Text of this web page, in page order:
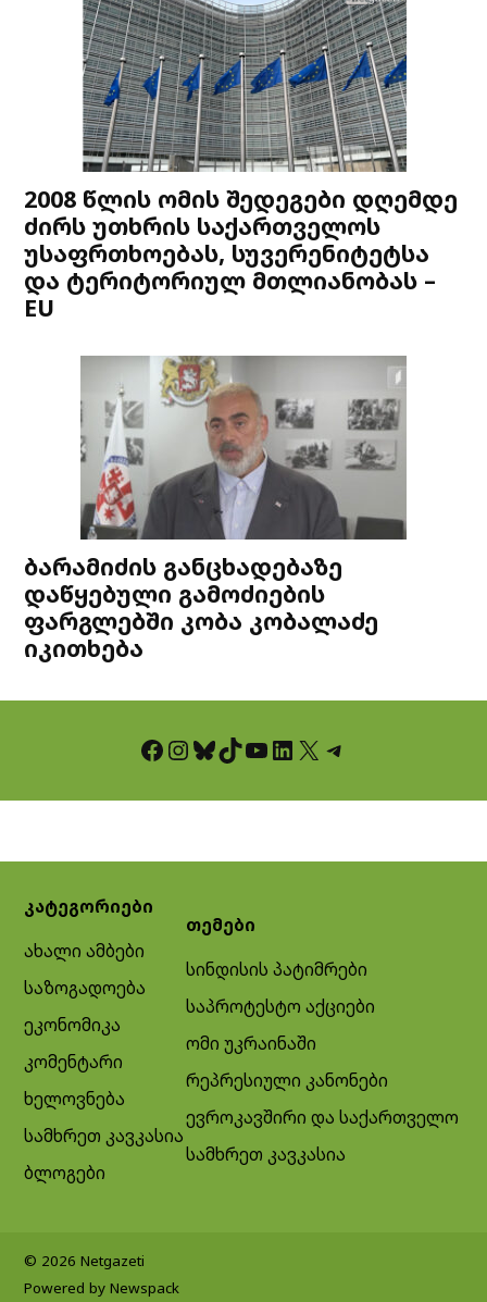
2008 წლის ომის შედეგები დღემდე
ძირს უთხრის საქართველოს
უსაფრთხოებას, სუვერენიტეტსა
და ტერიტორიულ მთლიანობას –
EU
ბარამიძის განცხადებაზე
დაწყებული გამოძიების
ფარგლებში კობა კობალაძე
იკითხება
Facebook InstagramBluesky TikTok YouTube LinkedIn X Telegram
კატეგორიები
ახალი ამბები
საზოგადოება
ეკონომიკა
კომენტარი
ხელოვნება
სამხრეთ კავკასია
ბლოგები
თემები
სინდისის პატიმრები
საპროტესტო აქციები
ომი უკრაინაში
რეპრესიული კანონები
ევროკავშირი და საქართველო
სამხრეთ კავკასია
© 2026 Netgazeti
Powered by Newspack